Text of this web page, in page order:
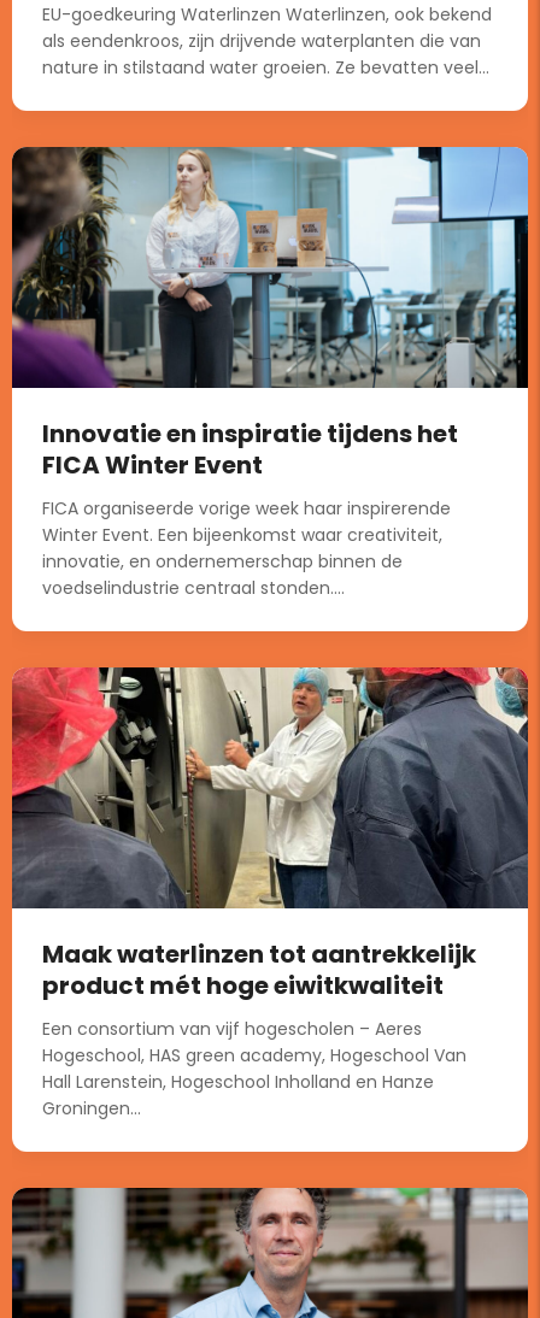
EU-goedkeuring Waterlinzen Waterlinzen, ook bekend
als eendenkroos, zijn drijvende waterplanten die van
nature in stilstaand water groeien. Ze bevatten veel...
Innovatie en inspiratie tijdens het
FICA Winter Event
FICA organiseerde vorige week haar inspirerende
Winter Event. Een bijeenkomst waar creativiteit,
innovatie, en ondernemerschap binnen de
voedselindustrie centraal stonden....
Maak waterlinzen tot aantrekkelijk
product mét hoge eiwitkwaliteit
Een consortium van vijf hogescholen – Aeres
Hogeschool, HAS green academy, Hogeschool Van
Hall Larenstein, Hogeschool Inholland en Hanze
Groningen...